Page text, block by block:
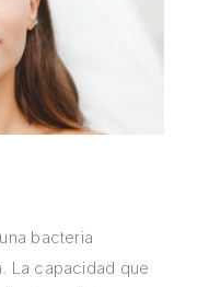
bacteria
La capacidad que